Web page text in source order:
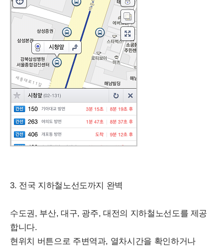
3. 전국 지하철노선도까지 완벽
수도권, 부산, 대구, 광주, 대전의 지하철노선도를 제공
합니다.
현위치 버튼으로 주변역과, 열차시간을 확인하거나